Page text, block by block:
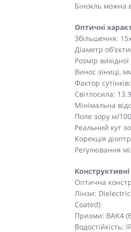
Бінокль можна
Оптичні
Збільшення:
Діаметр
Розмір
Винос зіниці,
Фактор
Світлосила:
Мінімальна
Поле зору м/
Реальний кут
Корекція
Регулювання
Оптична
Лінзи:
Coated)
Призми: BAK4